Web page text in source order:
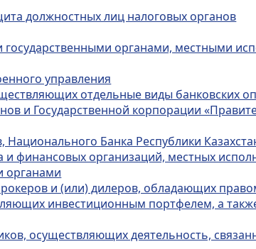
должностных лиц налоговых органов
органами, местными
управления
отдельные виды банковских
и Государственной корпорации
Банка Республики
финансовых организаций, местных
органами
и (или) дилеров, обладающих
инвестиционным портфелем, а
осуществляющих деятельность,